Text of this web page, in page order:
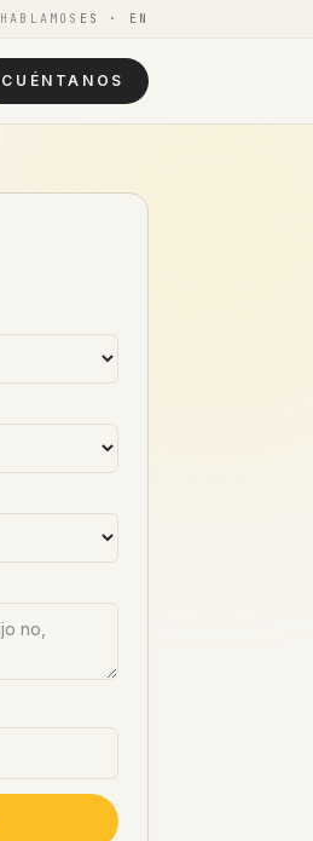
HABLAMOS ES · EN
CUÉNTANOS